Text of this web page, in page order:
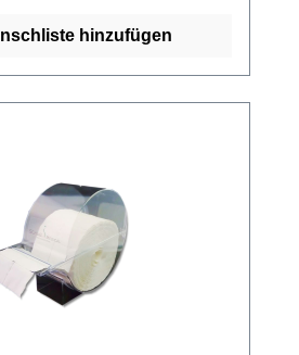
hinzufügen